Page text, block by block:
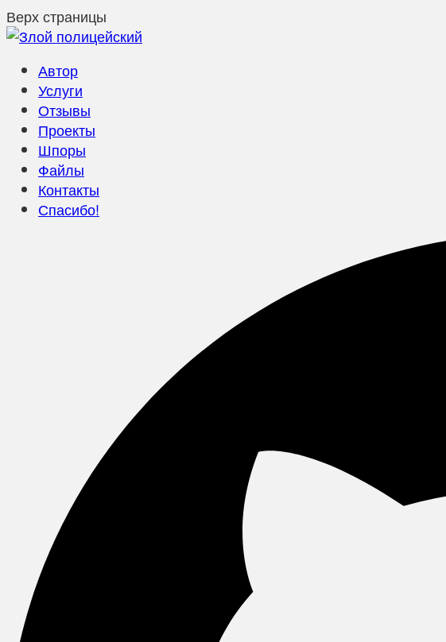
Верх страницы
Автор
Услуги
Отзывы
Проекты
Шпоры
Файлы
Контакты
Спасибо!